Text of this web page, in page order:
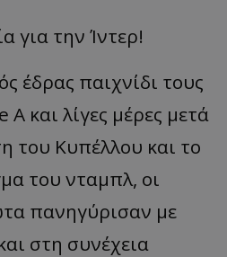
για την Ίντερ!
έδρας παιχνίδι τους
A και λίγες μέρες μετά
του Κυπέλλου και το
του νταμπλ, οι
πανηγύρισαν με
στη συνέχεια